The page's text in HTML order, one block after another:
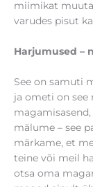
miimikat
varudes pisut
Harjumused –
See on samuti
ja ometi on see
mälume – see
märkame, et
teine või meil
otsa oma